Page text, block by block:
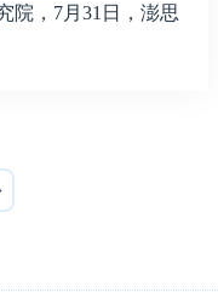
院，7月31日，澎思